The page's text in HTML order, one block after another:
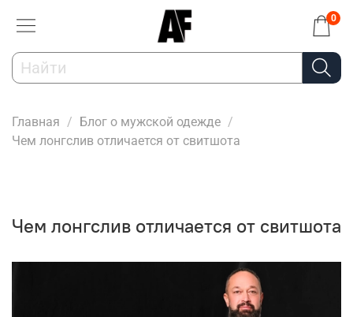
0
Главная
Блог о мужской одежде
Чем лонгслив отличается от свитшота
Чем лонгслив отличается от свитшота